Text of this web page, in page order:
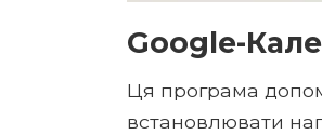
Google-
Ця програма
встановлювати